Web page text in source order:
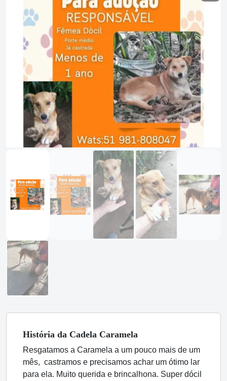
Previous
História da Cadela Caramela
Resgatamos a Caramela a um pouco mais de um
mês, castramos e precisamos achar um ótimo lar
para ela. Muito querida e brincalhona. Super dócil